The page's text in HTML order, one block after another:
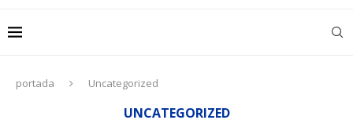
portada Uncategorized
UNCATEGORIZED